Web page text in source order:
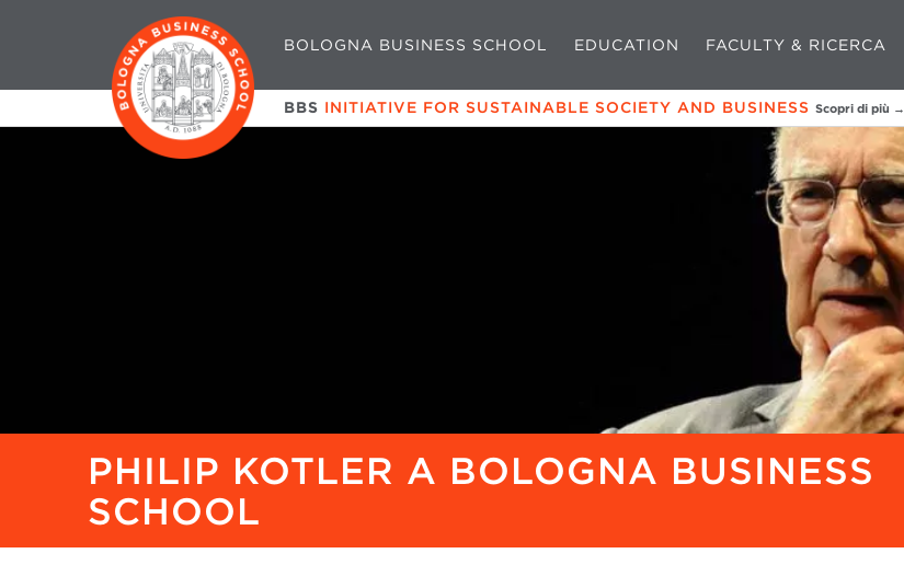
BOLOGNA BUSINESS SCHOOL EDUCATION FACULTY & RICERCA
BBS INITIATIVE FOR SUSTAINABLE SOCIETY AND BUSINESS Scopri di più →
PHILIP KOTLER A BOLOGNA BUSINESS
SCHOOL